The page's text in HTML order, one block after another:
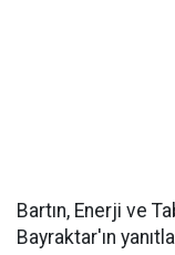
Bartın, Enerji ve
Bayraktar'ın